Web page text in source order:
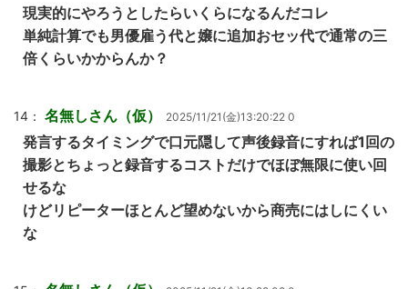
現実的にやろうとしたらいくらになるんだコレ
単純計算でも男優雇う代と嬢に追加おセッ代で通常の三
倍くらいかからんか？
14： 名無しさん（仮） 2025/11/21(金)13:20:22 0
発言するタイミングで口元隠して声後録音にすれば1回の
撮影とちょっと録音するコストだけでほぼ無限に使い回
せるな
けどリピーターほとんど望めないから商売にはしにくい
な